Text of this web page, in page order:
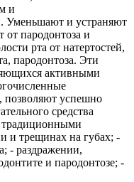
и
Уменьшают и устраняют
от пародонтоза и
рта от натертостей,
пародонтоза. Эти
активными
позволяют успешно
средства
традиционными
и трещинах на губах; -
- раздражении,
и пародонтозе; -